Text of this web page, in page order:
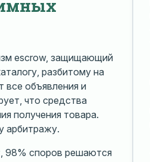
escrow, защищающий
разбитому на
все объявления и
что средства
получения товара.
арбитражу.
, 98% споров решаются